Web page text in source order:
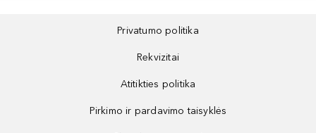
Privatumo politika
Rekvizitai
Atitikties politika
Pirkimo ir pardavimo taisyklės